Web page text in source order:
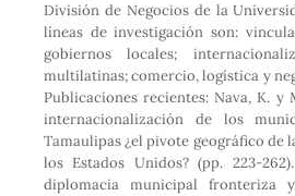
División de Negocios de la
líneas de investigación son:
gobiernos locales;
multilatinas; comercio, logística y
Publicaciones recientes: Nava, K. y
internacionalización de los
Tamaulipas ¿el pivote geográfico de
los Estados Unidos? (pp. 223-
diplomacia municipal fronteriza